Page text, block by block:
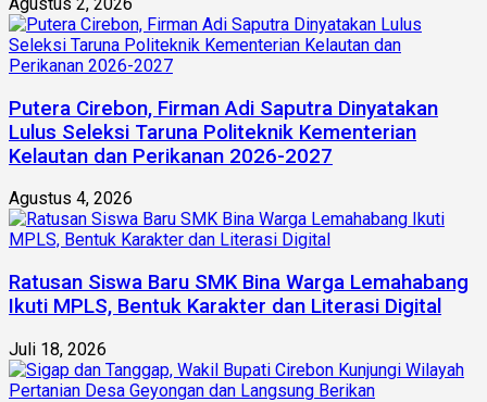
Putera Cirebon, Firman Adi Saputra Dinyatakan
Lulus Seleksi Taruna Politeknik Kementerian
Kelautan dan Perikanan 2026-2027
Agustus 4, 2026
Ratusan Siswa Baru SMK Bina Warga Lemahabang
Ikuti MPLS, Bentuk Karakter dan Literasi Digital
Juli 18, 2026